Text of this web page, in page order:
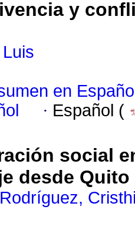
y
en
· Español (
social
desde Quito